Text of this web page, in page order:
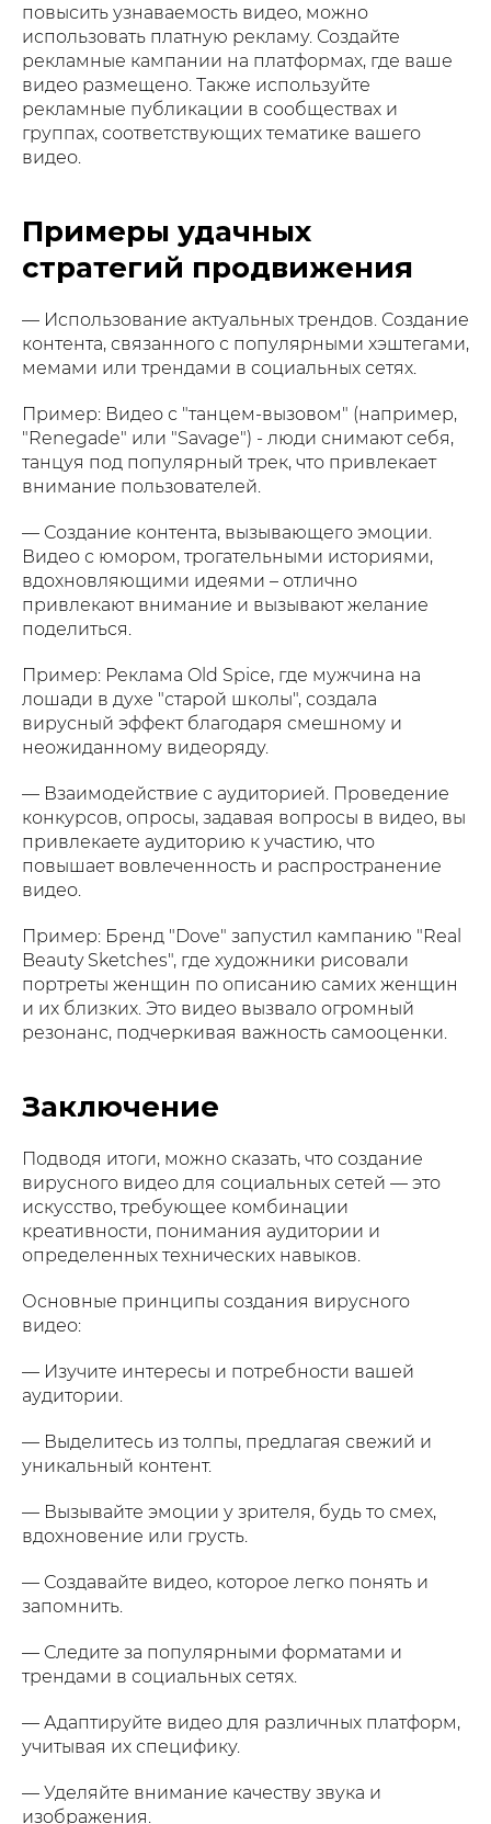
повысить узнаваемость видео, можно
использовать платную рекламу. Создайте
рекламные кампании на платформах, где ваше
видео размещено. Также используйте
рекламные публикации в сообществах и
группах, соответствующих тематике вашего
видео.
Примеры удачных
стратегий продвижения
— Использование актуальных трендов. Создание
контента, связанного с популярными хэштегами,
мемами или трендами в социальных сетях.
Пример: Видео с "танцем-вызовом" (например,
"Renegade" или "Savage") - люди снимают себя,
танцуя под популярный трек, что привлекает
внимание пользователей.
— Создание контента, вызывающего эмоции.
Видео с юмором, трогательными историями,
вдохновляющими идеями – отлично
привлекают внимание и вызывают желание
поделиться.
Пример: Реклама Old Spice, где мужчина на
лошади в духе "старой школы", создала
вирусный эффект благодаря смешному и
неожиданному видеоряду.
— Взаимодействие с аудиторией. Проведение
конкурсов, опросы, задавая вопросы в видео, вы
привлекаете аудиторию к участию, что
повышает вовлеченность и распространение
видео.
Пример: Бренд "Dove" запустил кампанию "Real
Beauty Sketches", где художники рисовали
портреты женщин по описанию самих женщин
и их близких. Это видео вызвало огромный
резонанс, подчеркивая важность самооценки.
Заключение
Подводя итоги, можно сказать, что создание
вирусного видео для социальных сетей — это
искусство, требующее комбинации
креативности, понимания аудитории и
определенных технических навыков.
Основные принципы создания вирусного
видео:
— Изучите интересы и потребности вашей
аудитории.
— Выделитесь из толпы, предлагая свежий и
уникальный контент.
— Вызывайте эмоции у зрителя, будь то смех,
вдохновение или грусть.
— Создавайте видео, которое легко понять и
запомнить.
— Следите за популярными форматами и
трендами в социальных сетях.
— Адаптируйте видео для различных платформ,
учитывая их специфику.
— Уделяйте внимание качеству звука и
изображения.